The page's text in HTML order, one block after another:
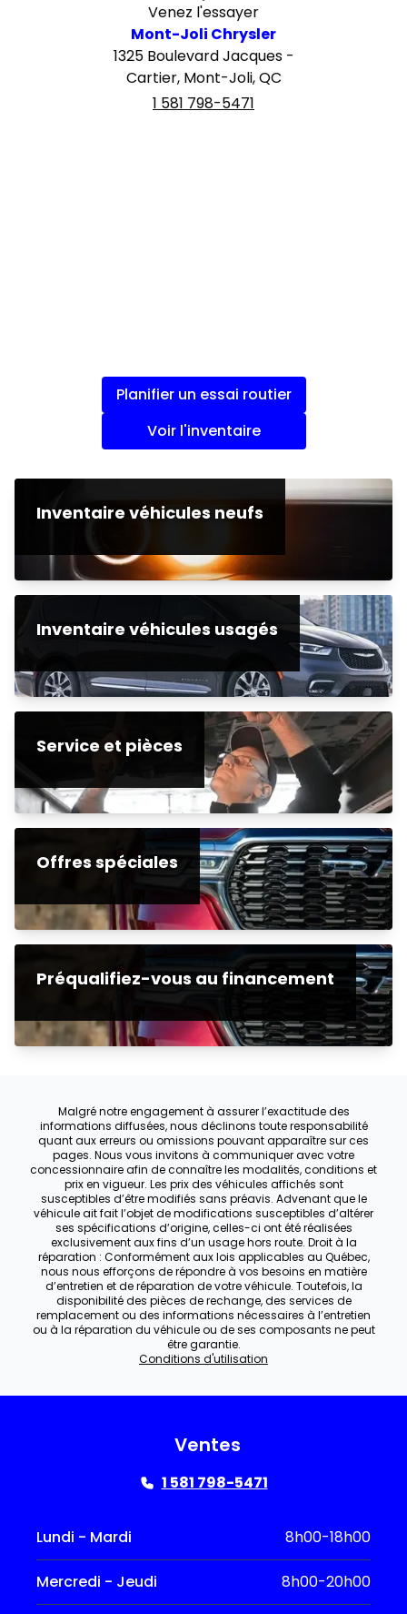
Venez l'essayer
Mont-Joli Chrysler
1325 Boulevard Jacques -
Cartier, Mont-Joli, QC
1 581 798-5471
Planifier un essai routier
Voir l'inventaire
Inventaire véhicules neufs
Inventaire véhicules usagés
Service et pièces
Offres spéciales
Préqualifiez-vous au financement
Malgré notre engagement à assurer l’exactitude des
informations diffusées, nous déclinons toute responsabilité
quant aux erreurs ou omissions pouvant apparaître sur ces
pages. Nous vous invitons à communiquer avec votre
concessionnaire afin de connaître les modalités, conditions et
prix en vigueur. Les prix des véhicules affichés sont
susceptibles d’être modifiés sans préavis. Advenant que le
véhicule ait fait l’objet de modifications susceptibles d’altérer
ses spécifications d’origine, celles-ci ont été réalisées
exclusivement aux fins d’un usage hors route. Droit à la
réparation : Conformément aux lois applicables au Québec,
nous nous efforçons de répondre à vos besoins en matière
d’entretien et de réparation de votre véhicule. Toutefois, la
disponibilité des pièces de rechange, des services de
remplacement ou des informations nécessaires à l’entretien
ou à la réparation du véhicule ou de ses composants ne peut
être garantie.
Conditions d'utilisation
Ventes
1 581 798-5471
Lundi - Mardi 8h00-18h00
Mercredi - Jeudi 8h00-20h00